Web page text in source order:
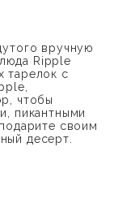
вручную
Ripple
тарелок с
чтобы
пикантными
своим
десерт.